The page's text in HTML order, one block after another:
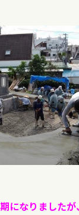
になりましたが